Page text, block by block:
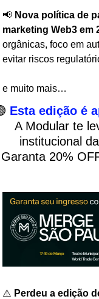
📢 Nova política de
marketing Web3 em
orgânicas, foco em
evitar riscos
e muito mais…
Esta edição é
A Modular te
institucional
⚠️ Perdeu a edição